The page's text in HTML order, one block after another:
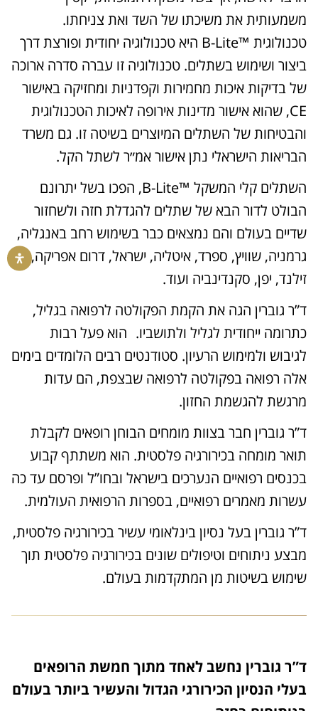
משמעותית את משיכתו של השד ואת צניחתו.
טכנולוגית ™B-Lite היא טכנולוגיה יחודית ופורצת דרך
ביצור ושימוש בשתלים. טכנולוגיה זו עברה סדרה ארוכה
של בדיקות איכות מחמירות וקפדניות ומחזיקה באישור
CE, שהוא אישור מדינות אירופה לאיכות הטכנולוגית
והבטיחות של השתלים המיוצרים בשיטה זו. גם משרד
הבריאות הישראלי נתן אישור אמ״ר לשתל הקל.
השתלים קלי המשקל ™B-Lite, הפכו בשל יתרונם
הבולט לדור הבא של שתלים להגדלת חזה ולשחזור
שדיים בעולם והם נמצאים כבר בשימוש רחב באנגליה,
גרמניה, שוויץ, ספרד, איטליה, ישראל, דרום אפריקה, ניו
זילנד, יפן, סקנדינביה ועוד.
ד”ר גוברין הגה את הקמת הפקולטה לרפואה בגליל,
כתרומה ייחודית לגליל ולתושביו. הוא פעל רבות
לגיבוש ולמימוש הרעיון. סטודנטים רבים הלומדים בימים
אלה רפואה בפקולטה לרפואה שבצפת, הם עדות
מרגשת להגשמת החזון.
ד”ר גוברין חבר בצוות מומחים הבוחן רופאים לקבלת
תואר מומחה בכירורגיה פלסטית. הוא משתתף קבוע
בכנסים רפואיים הנערכים בישראל ובחו”ל ופרסם עד כה
עשרות מאמרים רפואיים, בספרות הרפואית העולמית.
ד”ר גוברין בעל נסיון בינלאומי עשיר בכירורגיה פלסטית,
מבצע ניתוחים וטיפולים שונים בכירורגיה פלסטית תוך
שימוש בשיטות מן המתקדמות בעולם.
ד”ר גוברין נחשב לאחד מתוך חמשת הרופאים
בעלי הנסיון הכירורגי הגדול והעשיר ביותר בעולם